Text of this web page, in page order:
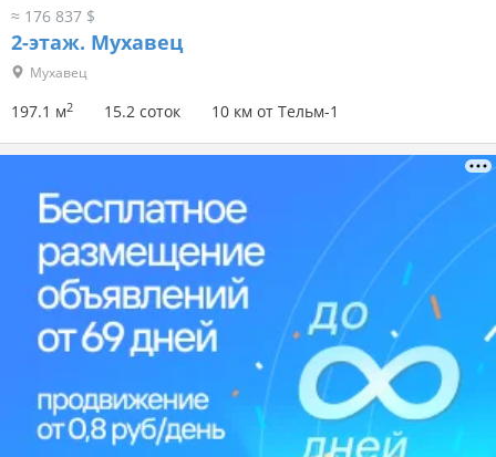
≈ 176 837 $
2-этаж. Мухавец
Мухавец
197.1 м2 15.2 соток 10 км от Тельм-1